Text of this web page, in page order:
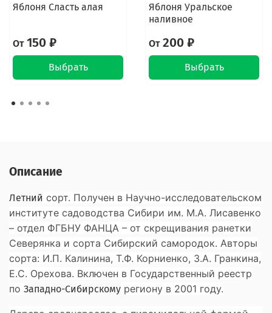
Яблоня Сласть алая
От150 ₽
Выбрать
Яблоня Уральское
наливное
От200 ₽
Выбрать
Описание
Летний сорт. Получен в Научно-исследовательском
институте садоводства Сибири им. М.А. Лисавенко
– отдел ФГБНУ ФАНЦА – от скрещивания ранетки
Северянка и сорта Сибирский самородок. Авторы
сорта: И.П. Калинина, Т.Ф. Корниенко, З.А. Гранкина,
Е.С. Орехова. Включен в Государственный реестр
по Западно-Сибирскому региону в 2001 году.